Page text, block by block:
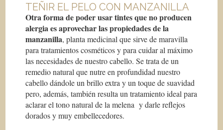
TEÑIR EL PELO CON MANZANILLA
Otra forma de poder usar tintes que no producen
alergia es aprovechar las propiedades de la
manzanilla, planta medicinal que sirve de maravilla
para tratamientos cosméticos y para cuidar al máximo
las necesidades de nuestro cabello. Se trata de un
remedio natural que nutre en profundidad nuestro
cabello dándole un brillo extra y un toque de suavidad
pero, además, también resulta un tratamiento ideal para
aclarar el tono natural de la melena y darle reflejos
dorados y muy embellecedores.